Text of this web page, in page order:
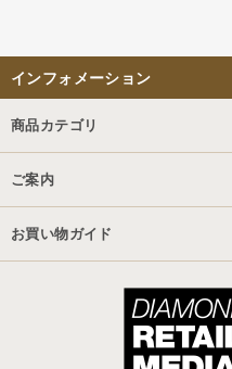
インフォメーション
商品カテゴリ
ご案内
お買い物ガイド